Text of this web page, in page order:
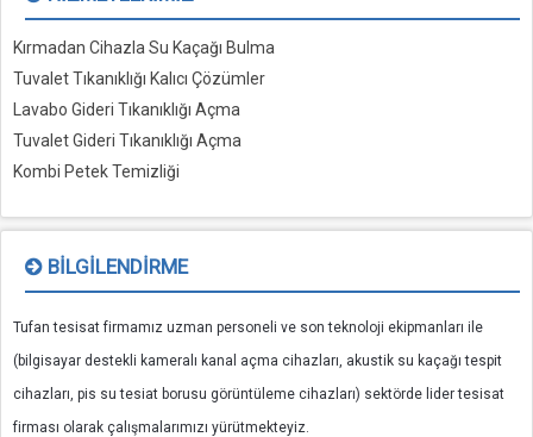
Kırmadan Cihazla Su Kaçağı Bulma
Tuvalet Tıkanıklığı Kalıcı Çözümler
Lavabo Gideri Tıkanıklığı Açma
Tuvalet Gideri Tıkanıklığı Açma
Kombi Petek Temizliği
BILGILENDIRME
Tufan tesisat firmamız uzman personeli ve son teknoloji ekipmanları ile
(bilgisayar destekli kameralı kanal açma cihazları, akustik su kaçağı tespit
cihazları, pis su tesiat borusu görüntüleme cihazları) sektörde lider tesisat
firması olarak çalışmalarımızı yürütmekteyiz.